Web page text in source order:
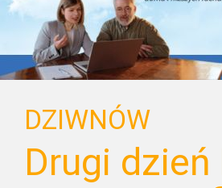
DZIWNÓW
Drugi